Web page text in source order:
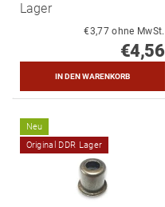
Lager
€3,77 ohne MwSt.
€4,56
Neu
Original DDR Lager